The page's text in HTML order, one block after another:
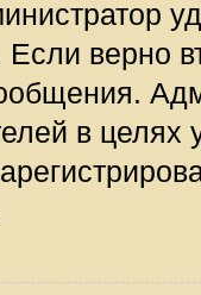
верно
в